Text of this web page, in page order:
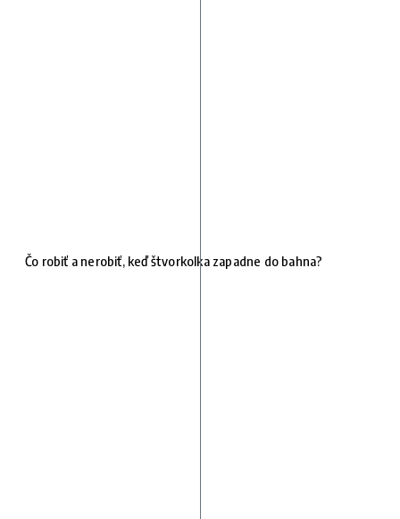
Čo robiť a nerobiť, keď štvorkolka zapadne do bahna?